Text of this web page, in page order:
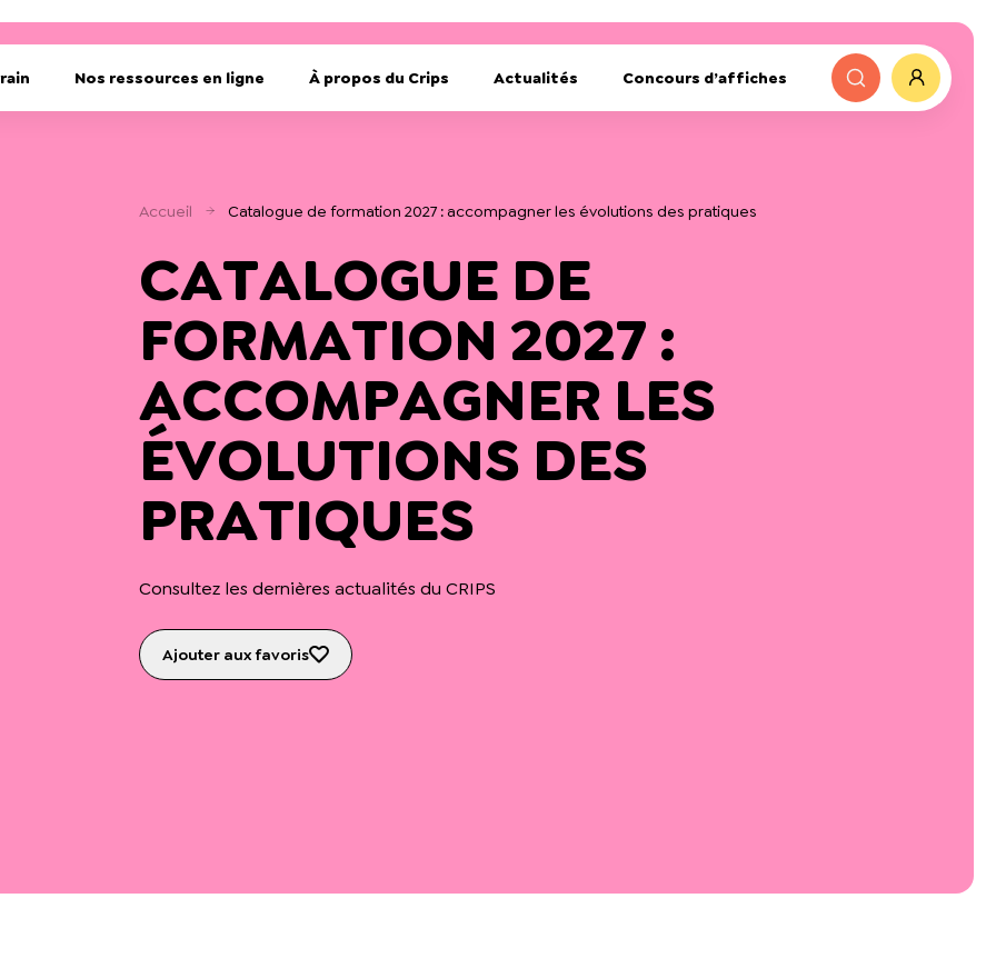
Nos ressources en ligne À propos du Crips Actualités Concours d’affiches
Accueil Catalogue de formation 2027 : accompagner les évolutions des pratiques
CATALOGUE DE
FORMATION 2027 :
ACCOMPAGNER LES
ÉVOLUTIONS DES
PRATIQUES
Consultez les dernières actualités du CRIPS
Ajouter aux favoris